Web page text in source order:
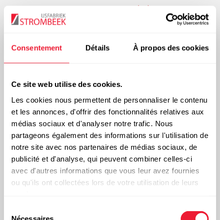
Consentement Détails À propos des cookies
Ce site web utilise des cookies.
Les cookies nous permettent de personnaliser le contenu
et les annonces, d'offrir des fonctionnalités relatives aux
médias sociaux et d'analyser notre trafic. Nous
partageons également des informations sur l'utilisation de
notre site avec nos partenaires de médias sociaux, de
publicité et d'analyse, qui peuvent combiner celles-ci
avec d'autres informations que vous leur avez fournies
ou qu'ils ont collectées lors de votre utilisation de leurs
l’azote de haute pureté 3,5 (N )
Commander
Demande d’offre
Contact